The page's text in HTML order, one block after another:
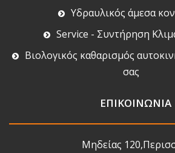
Υδραυλικός άμεσα
Service - Συντήρηση
Βιολογικός καθαρισμός
σας
ΕΠΙΚΟΙΝΩΝΙΑ
Μηδείας